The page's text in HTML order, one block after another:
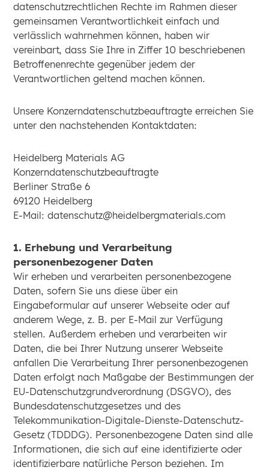
datenschutzrechtlichen Rechte im Rahmen dieser
gemeinsamen Verantwortlichkeit einfach und
verlässlich wahrnehmen können, haben wir
vereinbart, dass Sie Ihre in Ziffer 10 beschriebenen
Betroffenenrechte gegenüber jedem der
Verantwortlichen geltend machen können.
Unsere Konzerndatenschutzbeauftragte erreichen Sie
unter den nachstehenden Kontaktdaten:
Heidelberg Materials AG
Konzerndatenschutzbeauftragte
Berliner Straße 6
69120 Heidelberg
E-Mail: datenschutz@heidelbergmaterials.com
1. Erhebung und Verarbeitung
personenbezogener Daten
Wir erheben und verarbeiten personenbezogene
Daten, sofern Sie uns diese über ein
Eingabeformular auf unserer Webseite oder auf
anderem Wege, z. B. per E-Mail zur Verfügung
stellen. Außerdem erheben und verarbeiten wir
Daten, die bei Ihrer Nutzung unserer Webseite
anfallen Die Verarbeitung Ihrer personenbezogenen
Daten erfolgt nach Maßgabe der Bestimmungen der
EU-Datenschutzgrundverordnung (DSGVO), des
Bundesdatenschutzgesetzes und des
Telekommunikation-Digitale-Dienste-Datenschutz-
Gesetz (TDDDG). Personenbezogene Daten sind alle
Informationen, die sich auf eine identifizierte oder
identifizierbare natürliche Person beziehen. Im